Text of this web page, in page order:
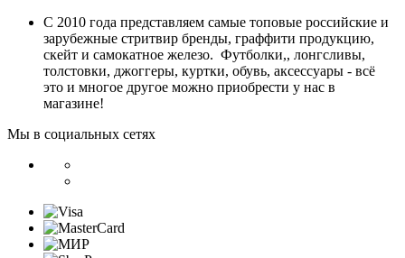
С 2010 года представляем самые топовые российские и
зарубежные стритвир бренды, граффити продукцию,
скейт и самокатное железо. Футболки,, лонгсливы,
толстовки, джоггеры, куртки, обувь, аксессуары - всё
это и многое другое можно приобрести у нас в
магазине!
Мы в социальных сетях